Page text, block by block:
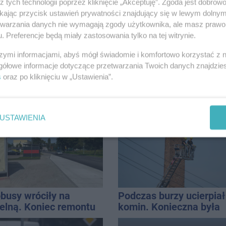
terminarz
hołd dla Jana
wróciły na
Koniec remontu
Podczas burzy ucierpiał
komin. Konieczna była
interwencja strażaków
przycisk ustawień prywatności znajdujący się w lewym
danych nie wymagają zgody użytkownika, ale masz
Preferencje będą miały zastosowania tylko na tej witrynie.
informacjami, abyś mógł świadomie i komfortowo korzystać z
informacje dotyczące przetwarzania Twoich danych
oraz po kliknięciu w „Ustawienia”.
USTAWIENIA